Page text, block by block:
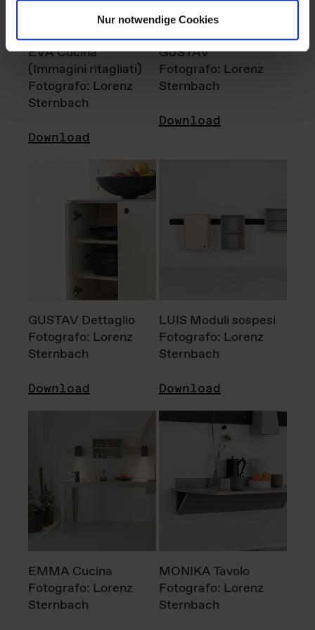
Nur notwendige Cookies
EVA Cucina
(Immagini ritagliati)
Fotografo: Lorenz
Sternbach
Download
GUSTAV
Fotografo: Lorenz
Sternbach
Download
GUSTAV Dettaglio
Fotografo: Lorenz
Sternbach
Download
LUIS Moduli sospesi
Fotografo: Lorenz
Sternbach
Download
EMMA Cucina
Fotografo: Lorenz
Sternbach
MONIKA Tavolo
Fotografo: Lorenz
Sternbach